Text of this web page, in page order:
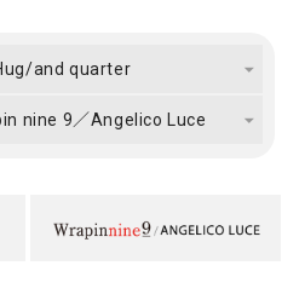
and quarter
nine 9／Angelico Luce